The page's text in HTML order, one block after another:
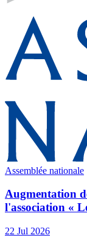
Assemblée nationale
Augmentation
l'association «
22 Jul 2026